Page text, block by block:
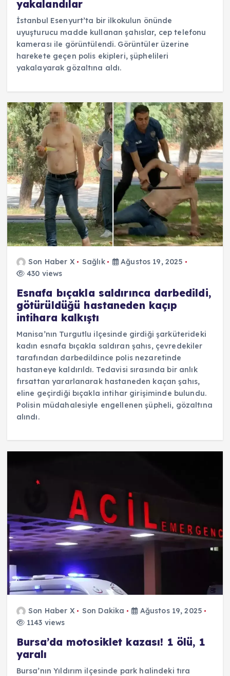
yakalandılar
İstanbul Esenyurt’ta bir ilkokulun önünde
uyuşturucu madde kullanan şahıslar, cep telefonu
kamerası ile görüntülendi. Görüntüler üzerine
harekete geçen polis ekipleri, şüphelileri
yakalayarak gözaltına aldı.
Son Haber X Sağlık
Ağustos 19, 2025
430 views
Esnafa bıçakla saldırınca darbedildi,
götürüldüğü hastaneden kaçıp
intihara kalkıştı
Manisa’nın Turgutlu ilçesinde girdiği şarküterideki
kadın esnafa bıçakla saldıran şahıs, çevredekiler
tarafından darbedildince polis nezaretinde
hastaneye kaldırıldı. Tedavisi sırasında bir anlık
fırsattan yararlanarak hastaneden kaçan şahıs,
eline geçirdiği bıçakla intihar girişiminde bulundu.
Polisin müdahalesiyle engellenen şüpheli, gözaltına
alındı.
Son Haber X Son Dakika
Ağustos 19, 2025
1143 views
Bursa’da motosiklet kazası! 1 ölü, 1
yaralı
Bursa’nın Yıldırım ilçesinde park halindeki tıra